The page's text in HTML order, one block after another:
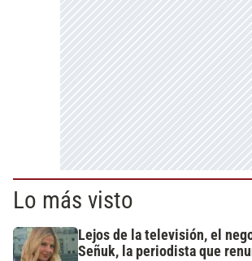
Lo más visto
Lejos de la televisión, el
Señuk, la periodista que